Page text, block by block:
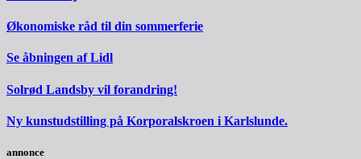
Økonomiske råd til din sommerferie
Se åbningen af Lidl
Solrød Landsby vil forandring!
Ny kunstudstilling på Korporalskroen i Karlslunde.
annonce